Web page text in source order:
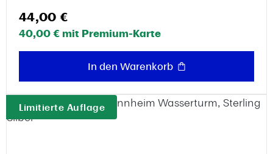
Gold“-Sekt über Wasserturm-Pasta und feines
Gebäck bis hin zu Wildkräutertee und
regionalem Blütenhonig – ideal zum
Verschenken, Erinnern und selbst
Genießen.Zusammengestellt wurde die
Auswahl von Chez André Gaumenkitzel in der
Mannheimer Kunststraße. Seit 2022 ist das
Feinkostgeschäft eine feste Adresse für
Regulärer Preis:
44,00 €
40,00 € mit Premium-Karte
In den Warenkorb
Limitierte Auflage